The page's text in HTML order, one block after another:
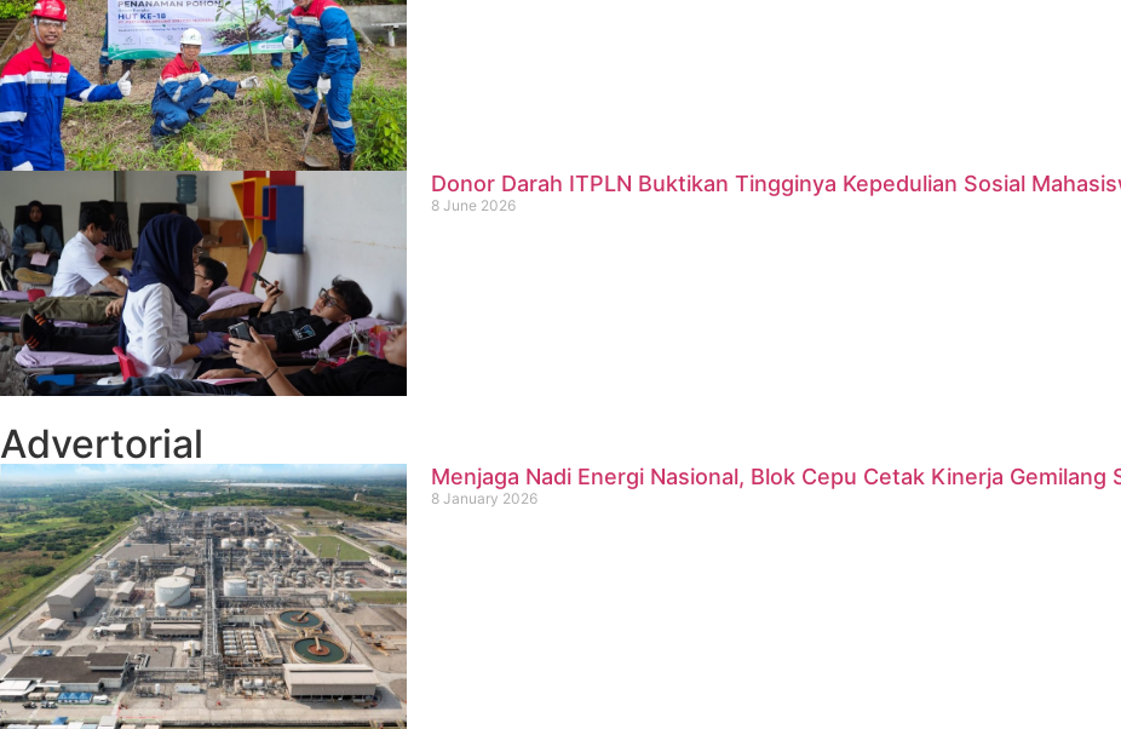
Donor Darah ITPLN Buktikan Tingginya Kepedulian Sosial
8 June 2026
Advertorial
Menjaga Nadi Energi Nasional, Blok Cepu Cetak Kinerja Gemilang
8 January 2026